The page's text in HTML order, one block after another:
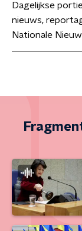
Dagelijkse
nieuws,
Nationale